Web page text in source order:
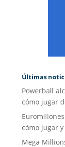
Últimas
Powerball
cómo jugar
cómo jugar
Mega